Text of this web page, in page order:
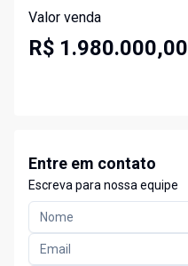
Valor venda
R$ 1.980.000,00
Entre em contato
Escreva para nossa equipe